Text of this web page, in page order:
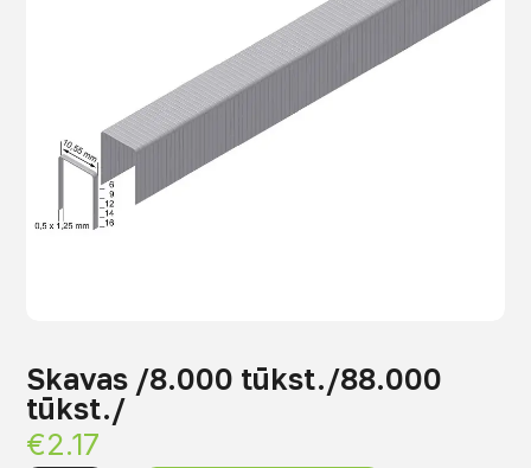
Skavas /8.000 tūkst./88.000
tūkst./
€2.17